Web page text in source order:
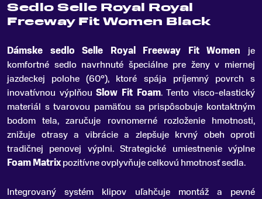
Sedlo Selle Royal Royal
Freeway Fit Women Black
Dámske sedlo Selle Royal Freeway Fit Women je
komfortné sedlo navrhnuté špeciálne pre ženy v miernej
jazdeckej polohe (60°), ktoré spája príjemný povrch s
inovatívnou výplňouSlow Fit Foam.Tento visco-elastický
materiál s tvarovou pamäťou sa prispôsobuje kontaktným
bodom tela, zaručuje rovnomerné rozloženie hmotnosti,
znižuje otrasy a vibrácie a zlepšuje krvný obeh oproti
tradičnej penovej výplni. Strategické umiestnenie výplne
Foam Matrixpozitívne ovplyvňuje celkovú hmotnosť sedla.
Integrovaný systém klipov uľahčuje montáž a pevné